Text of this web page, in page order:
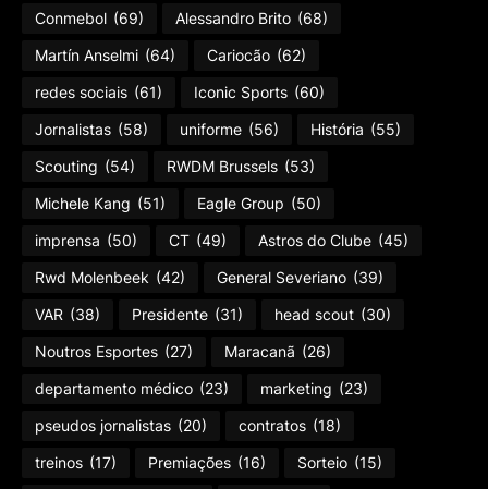
Conmebol (69) Alessandro Brito (68)
Martín Anselmi (64) Cariocão (62)
redes sociais (61) Iconic Sports (60)
Jornalistas (58) uniforme (56) História (55)
Scouting (54) RWDM Brussels (53)
Michele Kang (51) Eagle Group (50)
imprensa (50) CT (49) Astros do Clube (45)
Rwd Molenbeek (42) General Severiano (39)
VAR (38) Presidente (31) head scout (30)
Noutros Esportes (27) Maracanã (26)
departamento médico (23) marketing (23)
pseudos jornalistas (20) contratos (18)
treinos (17) Premiações (16) Sorteio (15)